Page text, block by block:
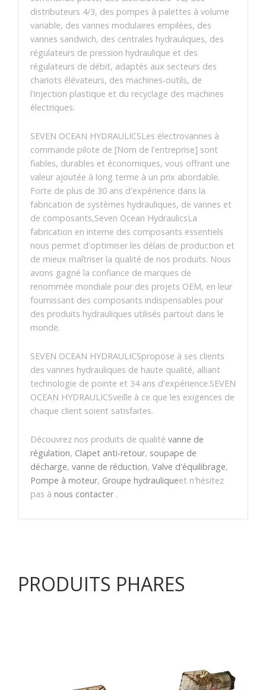
distributeurs 4/3, des pompes à palettes à volume
variable, des vannes modulaires empilées, des
vannes sandwich, des centrales hydrauliques, des
régulateurs de pression hydraulique et des
régulateurs de débit, adaptés aux secteurs des
chariots élévateurs, des machines-outils, de
l'injection plastique et du recyclage des machines
électriques.
SEVEN OCEAN HYDRAULICSLes électrovannes à
commande pilote de [Nom de l'entreprise] sont
fiables, durables et économiques, vous offrant une
valeur ajoutée à long terme à un prix abordable.
Forte de plus de 30 ans d'expérience dans la
fabrication de systèmes hydrauliques, de vannes et
de composants,Seven Ocean HydraulicsLa
fabrication en interne des composants essentiels
nous permet d'optimiser les délais de production et
de mieux maîtriser la qualité de nos produits. Nous
avons gagné la confiance de marques de
renommée mondiale pour des projets OEM, en leur
fournissant des composants indispensables pour
des produits hydrauliques utilisés partout dans le
monde.
SEVEN OCEAN HYDRAULICSpropose à ses clients
des vannes hydrauliques de haute qualité, alliant
technologie de pointe et 34 ans d'expérience.SEVEN
OCEAN HYDRAULICSveille à ce que les exigences de
chaque client soient satisfaites.
Découvrez nos produits de qualité vanne de
régulation, Clapet anti-retour, soupape de
décharge, vanne de réduction, Valve d'équilibrage,
Pompe à moteur, Groupe hydrauliqueet n'hésitez
pas à nous contacter.
PRODUITS PHARES